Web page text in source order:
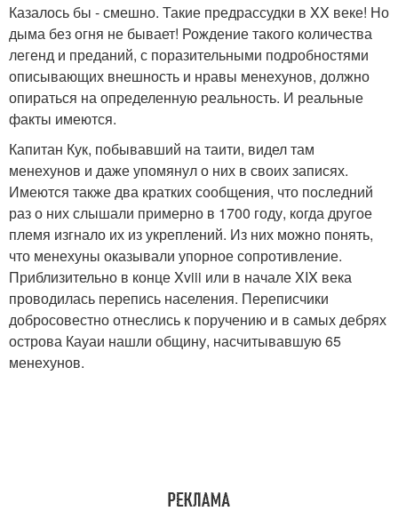
Казалось бы - смешно. Такие предрассудки в XX веке! Но
дыма без огня не бывает! Рождение такого количества
легенд и преданий, с поразительными подробностями
описывающих внешность и нравы менехунов, должно
опираться на определенную реальность. И реальные
факты имеются.
Капитан Кук, побывавший на таити, видел там
менехунов и даже упомянул о них в своих записях.
Имеются также два кратких сообщения, что последний
раз о них слышали примерно в 1700 году, когда другое
племя изгнало их из укреплений. Из них можно понять,
что менехуны оказывали упорное сопротивление.
Приблизительно в конце Xviii или в начале XIX века
проводилась перепись населения. Переписчики
добросовестно отнеслись к поручению и в самых дебрях
острова Кауаи нашли общину, насчитывавшую 65
менехунов.